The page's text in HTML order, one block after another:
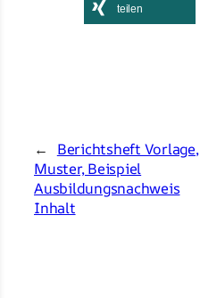
teilen
←
Berichtsheft Vorlage,
Muster, Beispiel
Ausbildungsnachweis
Inhalt